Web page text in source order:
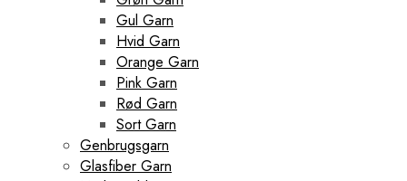
Gul Garn
Hvid Garn
Orange Garn
Pink Garn
Rød Garn
Sort Garn
Genbrugsgarn
Glasfiber Garn